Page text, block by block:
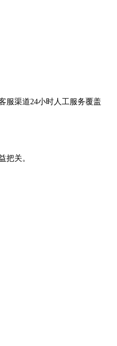
服渠道24小时人工服务覆盖
把关。